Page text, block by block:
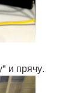
и прячу.